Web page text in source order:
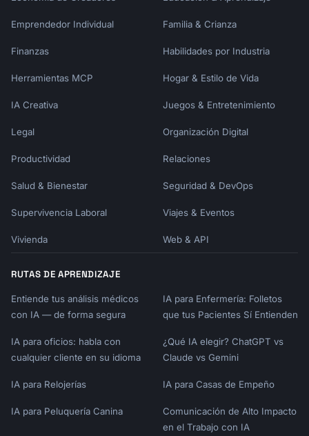
Emprendedor Individual Familia & Crianza
Finanzas Habilidades por Industria
Herramientas MCP Hogar & Estilo de Vida
IA Creativa Juegos & Entretenimiento
Legal Organización Digital
Productividad Relaciones
Salud & Bienestar Seguridad & DevOps
Supervivencia Laboral Viajes & Eventos
Vivienda Web & API
RUTAS DE APRENDIZAJE
Entiende tus análisis médicos
con IA — de forma segura
IA para Enfermería: Folletos
que tus Pacientes Sí Entienden
IA para oficios: habla con
cualquier cliente en su idioma
¿Qué IA elegir? ChatGPT vs
Claude vs Gemini
IA para Relojerías IA para Casas de Empeño
IA para Peluquería Canina
Comunicación de Alto Impacto
en el Trabajo con IA